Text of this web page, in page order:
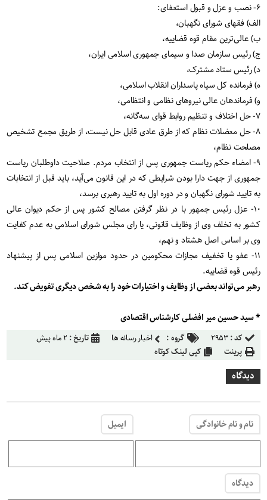
۶- نصب و عزل و قبول استعفای:
الف) فقهای شورای نگهبان،
ب) عالی‌ترین مقام قوه قضاییه،
ج) رئیس سازمان صدا و سیمای جمهوری اسلامی ایران،
د) رئیس ستاد مشترک،
ه) فرمانده کل سپاه پاسداران انقلاب اسلامی،
و) فرماندهان عالی نیروهای نظامی و انتظامی،
۷- حل اختلاف و تنظیم روابط قوای سه‌گانه،
۸- حل معضلات نظام که از طرق عادی قابل حل نیست، از طریق مجمع تشخیص
مصلحت نظام،
۹- امضاء حکم ریاست جمهوری پس از انتخاب مردم. صلاحیت داوطلبان ریاست
جمهوری از جهت دارا بودن شرایطی که در این قانون می‌آید، باید قبل از انتخابات
به تایید شورای نگهبان و در دوره اول به تایید رهبری برسد،
۱۰- عزل رئیس جمهور با در نظر گرفتن مصالح کشور پس از حکم دیوان عالی
کشور به تخلف وی از وظایف قانونی، یا رای مجلس شورای اسلامی به عدم کفایت
وی بر اساس اصل هشتاد و نهم،
۱۱- عفو یا تخفیف مجازات محکومین در حدود موازین اسلامی پس از پیشنهاد
رئیس قوه قضاییه.
رهبر می‌تواند بعضی از وظایف و اختیارات خود را به شخص دیگری تفویض کند.
* سید حسین میر افضلی کارشناس اقتصادی
کد :۲۹۵۳ گروه : اخبار رسانه ها تاریخ : ۲ ماه پیش
پرینت
کپی لینک کوتاه
دیدگاه
نام و نام خانوادگی ایمیل
دیدگاه